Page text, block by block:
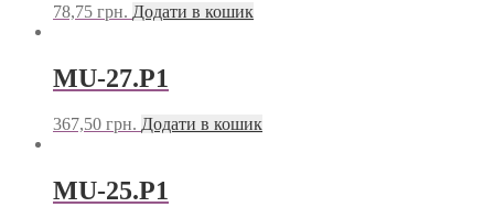
78,75 грн. Додати в кошик
MU-27.P1
367,50 грн. Додати в кошик
MU-25.P1